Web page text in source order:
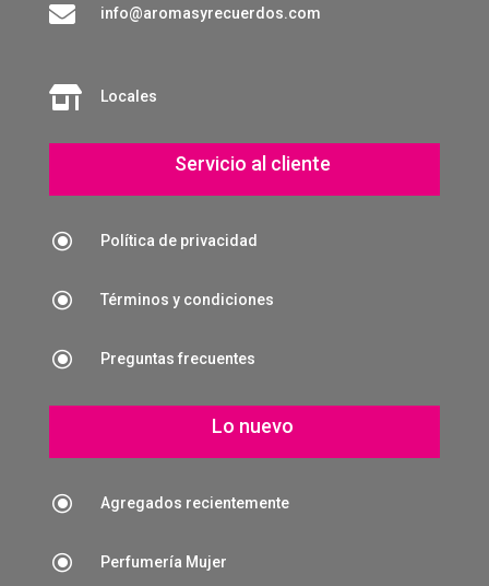
 info@aromasyrecuerdos.com
 Locales
Servicio al cliente
\ Política de privacidad
\ Términos y condiciones
\ Preguntas frecuentes
Lo nuevo
\ Agregados recientemente
\ Perfumería Mujer